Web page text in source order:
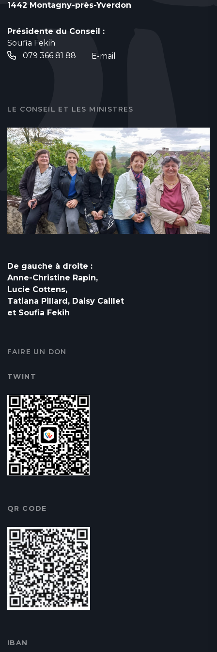
1442 Montagny-près-Yverdon
Présidente du Conseil :
Soufia Fekih
079 366 81 88
E-mail
LE CONSEIL ET LES MINISTRES
De gauche à droite :
Anne-Christine Rapin,
Lucie Cottens,
Tatiana Pillard, Daisy Caillet
et Soufia Fekih
FAIRE UN DON
TWINT
QR CODE
IBAN